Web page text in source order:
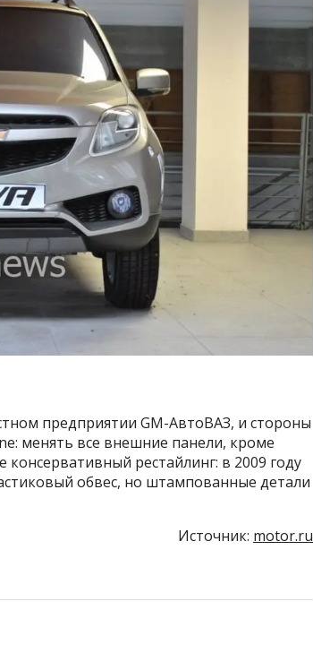
предприятии GM-АвтоВАЗ, и стороны
менять все внешние панели, кроме
рестайлинг: в 2009 году
обвес, но штампованные детали
Источник: motor.ru